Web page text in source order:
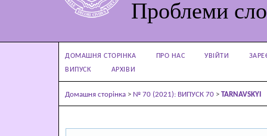
Проблеми
ДОМАШНЯ СТОРІНКА ПРО НАС УВІЙТИ
ВИПУСК
АРХІВИ
Домашня сторінка > № 70 (2021): ВИПУСК 70 > TARNAVSKYI